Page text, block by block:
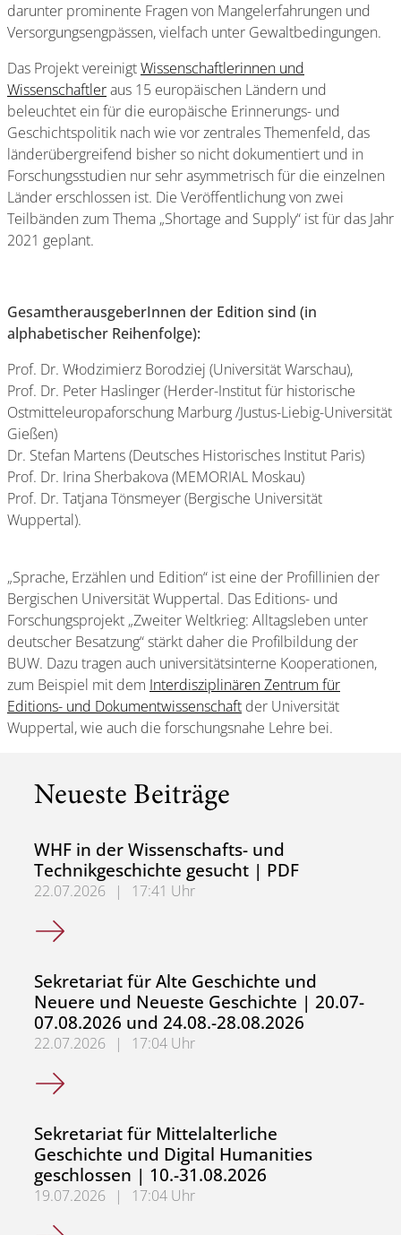
darunter prominente Fragen von Mangelerfahrungen und
Versorgungsengpässen, vielfach unter Gewaltbedingungen.
Das Projekt vereinigtWissenschaftlerinnen und
Wissenschaftleraus 15 europäischen Ländern und
beleuchtet ein für die europäische Erinnerungs- und
Geschichtspolitik nach wie vor zentrales Themenfeld, das
länderübergreifend bisher so nicht dokumentiert und in
Forschungsstudien nur sehr asymmetrisch für die einzelnen
Länder erschlossen ist. Die Veröffentlichung von zwei
Teilbänden zum Thema „Shortage and Supply“ ist für das Jahr
2021 geplant.
GesamtherausgeberInnen der Edition sind (in
alphabetischer Reihenfolge):
Prof. Dr. Włodzimierz Borodziej (Universität Warschau),
Prof. Dr. Peter Haslinger (Herder-Institut für historische
Ostmitteleuropaforschung Marburg /Justus-Liebig-Universität
Gießen)
Dr. Stefan Martens (Deutsches Historisches Institut Paris)
Prof. Dr. Irina Sherbakova (MEMORIAL Moskau)
Prof. Dr. Tatjana Tönsmeyer (Bergische Universität
Wuppertal).
„Sprache, Erzählen und Edition“ ist eine der Profillinien der
Bergischen Universität Wuppertal. Das Editions- und
Forschungsprojekt „Zweiter Weltkrieg: Alltagsleben unter
deutscher Besatzung“ stärkt daher die Profilbildung der
BUW. Dazu tragen auch universitätsinterne Kooperationen,
zum Beispiel mit dem Interdisziplinären Zentrum für
Editions- und Dokumentwissenschaft der Universität
Wuppertal, wie auch die forschungsnahe Lehre bei.
Neueste Beiträge
WHF in der Wissenschafts- und
Technikgeschichte gesucht | PDF
22.07.2026 |
17:41 Uhr
WHF in der Wissenschafts- und Technikgeschichte
Sekretariat für Alte Geschichte und
Neuere und Neueste Geschichte | 20.07-
07.08.2026 und 24.08.-28.08.2026
22.07.2026 |
17:04 Uhr
Sekretariat für Alte Geschichte und Neuere und
Sekretariat für Mittelalterliche
Geschichte und Digital Humanities
geschlossen | 10.-31.08.2026
19.07.2026 |
17:04 Uhr
Sekretariat für Mittelalterliche Geschichte und Digital